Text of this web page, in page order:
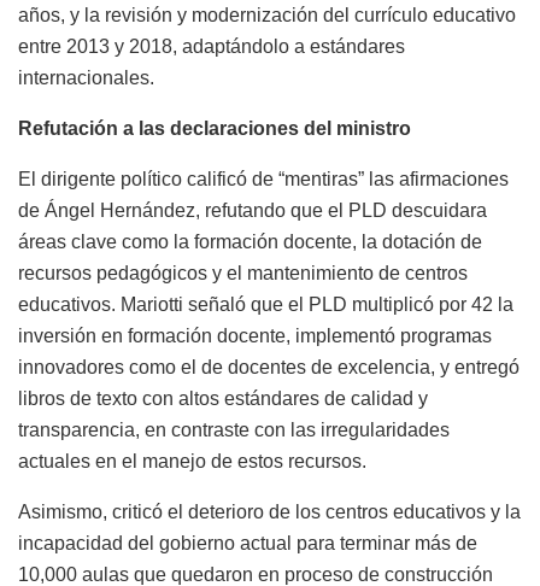
años, y la revisión y modernización del currículo educativo
entre 2013 y 2018, adaptándolo a estándares
internacionales.
Refutación a las declaraciones del ministro
El dirigente político calificó de “mentiras” las afirmaciones
de Ángel Hernández, refutando que el PLD descuidara
áreas clave como la formación docente, la dotación de
recursos pedagógicos y el mantenimiento de centros
educativos. Mariotti señaló que el PLD multiplicó por 42 la
inversión en formación docente, implementó programas
innovadores como el de docentes de excelencia, y entregó
libros de texto con altos estándares de calidad y
transparencia, en contraste con las irregularidades
actuales en el manejo de estos recursos.
Asimismo, criticó el deterioro de los centros educativos y la
incapacidad del gobierno actual para terminar más de
10,000 aulas que quedaron en proceso de construcción